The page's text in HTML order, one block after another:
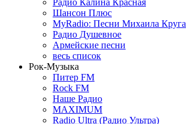
Шансон Плюс
MyRadio: Песни Михаила Круга
Радио Душевное
Армейские песни
весь список
Рок-Музыка
Питер FM
Rock FM
Наше Радио
MAXIMUM
Radio Ultra (Радио Ультра)